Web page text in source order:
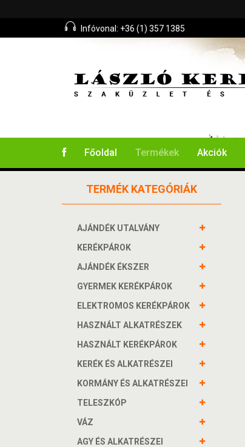
Infóvonal: +36 (1) 357 1385
Főoldal Termékek Akciók
TERMÉK KATEGÓRIÁK
AJÁNDÉK UTALVÁNY
KERÉKPÁROK
AJÁNDÉK ÉKSZER
GYERMEK KERÉKPÁROK
ELEKTROMOS KERÉKPÁROK
HASZNÁLT ALKATRÉSZEK
HASZNÁLT KERÉKPÁROK
KERÉK ÉS ALKATRÉSZEI
KORMÁNY ÉS ALKATRÉSZEI
TELESZKÓP
VÁZ
AGY ÉS ALKATRÉSZEI